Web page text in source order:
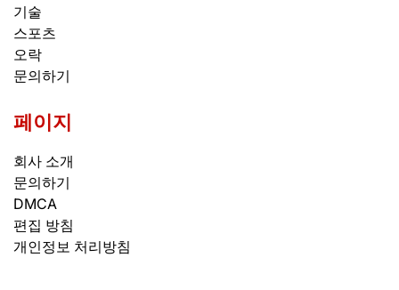
기술
스포츠
오락
문의하기
페이지
회사 소개
문의하기
DMCA
편집 방침
개인정보 처리방침